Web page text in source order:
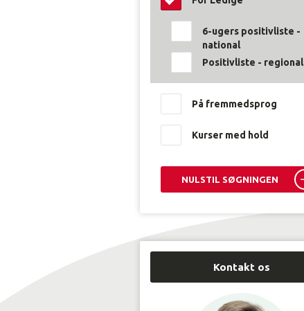
værdier
vælges
opdateres
siden,
fra
filtrering.
6-ugers positivliste -
national
Positivliste - regional
På fremmedsprog
Kurser med hold
NULSTIL SØGNINGEN
Kontakt os